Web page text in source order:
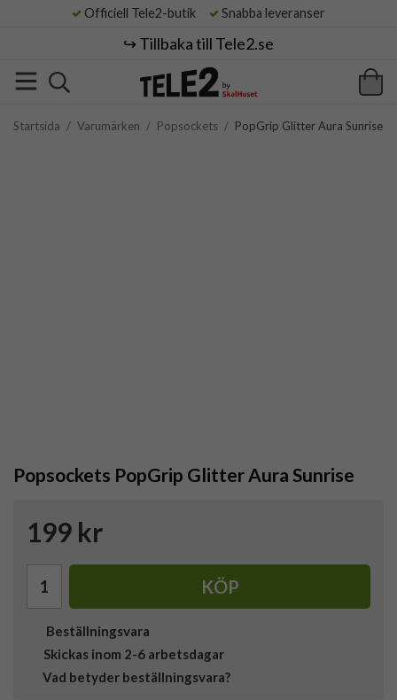
Officiell Tele2-butik Snabba leveranser
↪️ Tillbaka till Tele2.se
Startsida / Varumärken / Popsockets / PopGrip Glitter Aura Sunrise
Popsockets PopGrip Glitter Aura Sunrise
199 kr
KÖP
Beställningsvara
Skickas inom 2-6 arbetsdagar
Vad betyder beställningsvara?